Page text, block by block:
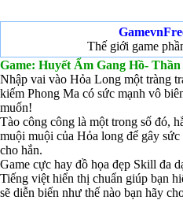
Thế giới game
Game: Huyết Ẩm Gang Hồ-
Nhập vai vào Hỏa Long một tràng
kiếm Phong Ma có sức mạnh vô
muốn!
Tào công công là một trong số đó,
muội muội của Hỏa long để gây
cho hắn.
Game cực hay đồ họa đẹp Skill đa
Tiếng việt hiển thị chuẩn giúp bạn
sẽ diễn biến như thế nào bạn hãy